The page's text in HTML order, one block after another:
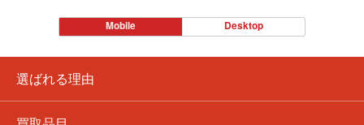
選ばれる理由
Mobile Desktop